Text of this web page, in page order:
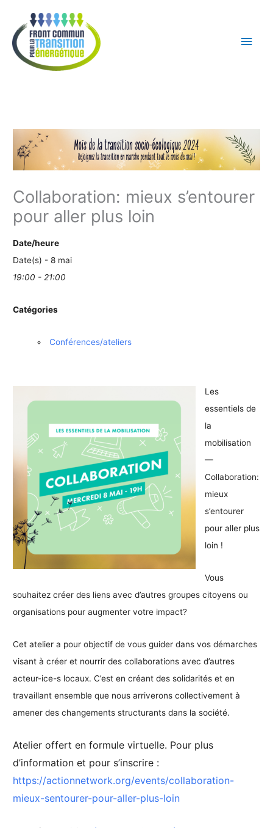
contenu
Collaboration: mieux s’entourer
pour aller plus loin
Date/heure
Date(s) - 8 mai
19:00 - 21:00
Catégories
Conférences/ateliers
Les
essentiels de
la
mobilisation
—
Collaboration:
mieux
s’entourer
pour aller plus
loin !
Vous
souhaitez créer des liens avec d’autres groupes citoyens ou
organisations pour augmenter votre impact?
Cet atelier a pour objectif de vous guider dans vos démarches
visant à créer et nourrir des collaborations avec d’autres
acteur-ice-s locaux. C’est en créant des solidarités et en
travaillant ensemble que nous arriverons collectivement à
amener des changements structurants dans la société.
Atelier offert en formule virtuelle. Pour plus
d’information et pour s’inscrire :
https://actionnetwork.org/events/collaboration-
mieux-sentourer-pour-aller-plus-loin